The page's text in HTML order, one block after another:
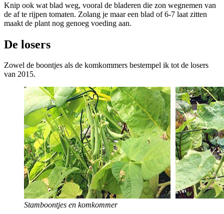
Knip ook wat blad weg, vooral de bladeren die zon wegnemen van
de af te rijpen tomaten. Zolang je maar een blad of 6-7 laat zitten
maakt de plant nog genoeg voeding aan.
De losers
Zowel de boontjes als de komkommers bestempel ik tot de losers
van 2015.
Stamboontjes en komkommer